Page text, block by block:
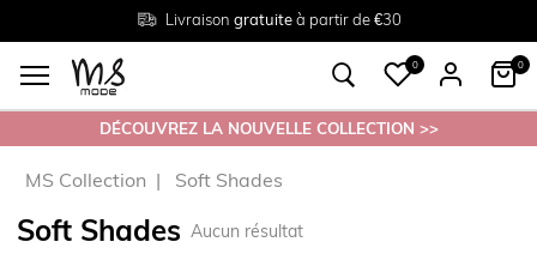
Livraison gratuiteà partir de €30
Tailles du38 au 54
Retourgratuit en magasin
0 0
DÉCOUVREZ LA NOUVELLE COLLECTION >>
MS Collection Soft Shades
Soft Shades Aucun résultat